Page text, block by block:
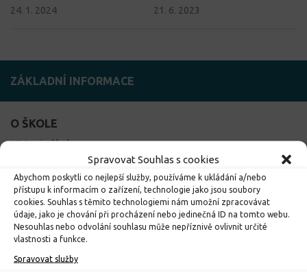
Spravovat Souhlas s cookies
Abychom poskytli co nejlepší služby, používáme k ukládání a/nebo
přístupu k informacím o zařízení, technologie jako jsou soubory
cookies. Souhlas s těmito technologiemi nám umožní zpracovávat
údaje, jako je chování při procházení nebo jedinečná ID na tomto webu.
Nesouhlas nebo odvolání souhlasu může nepříznivě ovlivnit určité
vlastnosti a funkce.
Spravovat služby
24. 1. 2024 21. 6. 2023
ZÁKLADNÍ INFORMACE
O ŠKOLE
Historie školy
Pedagogický sbor
Školní řád
Prohlídka školy
Tělocvična
Projekty školy
Žákovská knížka